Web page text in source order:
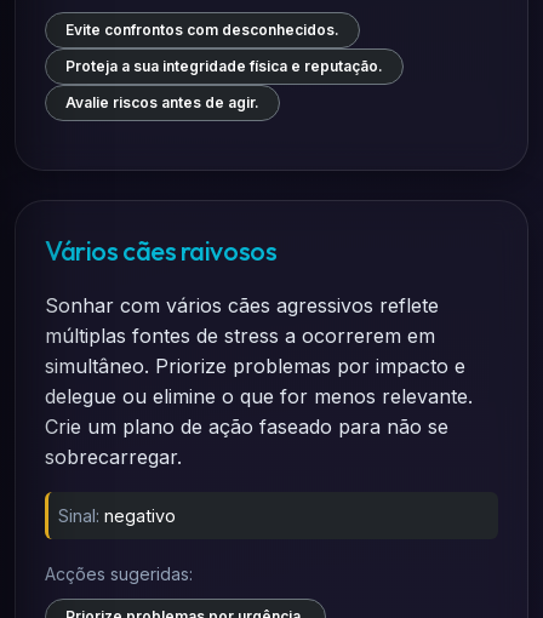
Evite confrontos com desconhecidos.
Proteja a sua integridade física e reputação.
Avalie riscos antes de agir.
Vários cães raivosos
Sonhar com vários cães agressivos reflete
múltiplas fontes de stress a ocorrerem em
simultâneo. Priorize problemas por impacto e
delegue ou elimine o que for menos relevante.
Crie um plano de ação faseado para não se
sobrecarregar.
Sinal: negativo
Acções sugeridas: